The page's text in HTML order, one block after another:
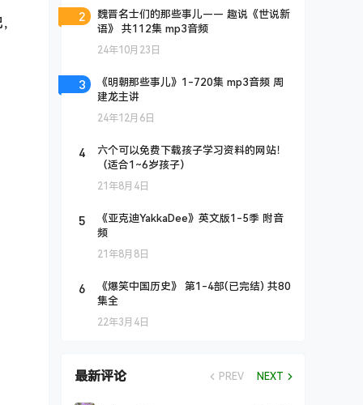
2
魏晋名士们的那些事儿—— 趣说《世说新
语》 共112集 mp3音频
24年10月23日
3
《明朝那些事儿》1-720集 mp3音频 周
建龙主讲
24年12月6日
4
六个可以免费下载孩子学习资料的网站！
（适合1~6岁孩子）
21年8月4日
5
《亚克迪YakkaDee》英文版1-5季 附音
频
21年8月8日
6
《爆笑中国历史》 第1-4部(已完结) 共80
集全
22年3月4日
最新评论 PREV NEXT